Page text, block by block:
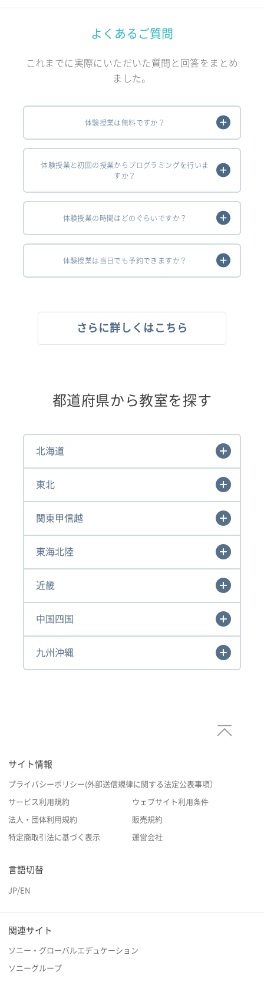
よくあるご質問
これまでに実際にいただいた質問と回答をまとめ
ました。
体験授業は無料ですか？
体験授業と初回の授業からプログラミングを行いま
すか？
体験授業の時間はどのぐらいですか？
体験授業は当日でも予約できますか？
さらに詳しくはこちら
都道府県から教室を探す
北海道
東北
関東甲信越
東海北陸
近畿
中国四国
九州沖縄
サイト情報
プライバシーポリシー(外部送信規律に関する法定公表事項）
サービス利用規約 ウェブサイト利用条件
法人・団体利用規約 販売規約
特定商取引法に基づく表示 運営会社
言語切替
JP/EN
関連サイト
ソニー・グローバルエデュケーション
ソニーグループ